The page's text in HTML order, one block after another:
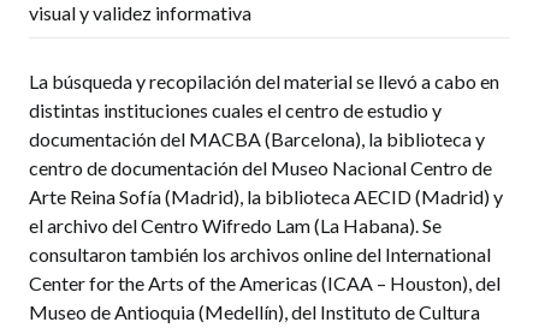
visual y validez informativa
La búsqueda y recopilación del material se llevó a cabo en
distintas instituciones cuales el centro de estudio y
documentación del MACBA (Barcelona), la biblioteca y
centro de documentación del Museo Nacional Centro de
Arte Reina Sofía (Madrid), la biblioteca AECID (Madrid) y
el archivo del Centro Wifredo Lam (La Habana). Se
consultaron también los archivos online del International
Center for the Arts of the Americas (ICAA – Houston), del
Museo de Antioquia (Medellín), del Instituto de Cultura